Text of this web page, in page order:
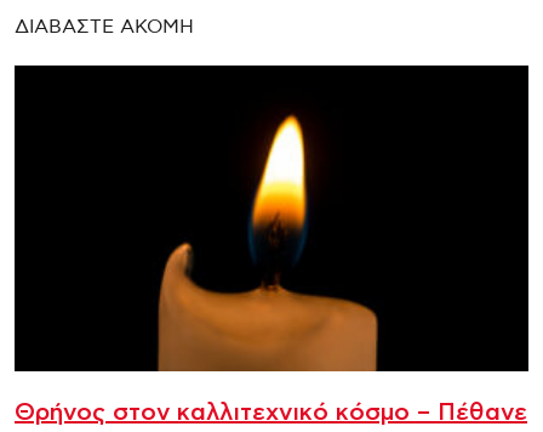
ΔΙΑΒΑΣΤΕ ΑΚΟΜΗ
Θρήνος στον καλλιτεχνικό κόσμο – Πέθανε